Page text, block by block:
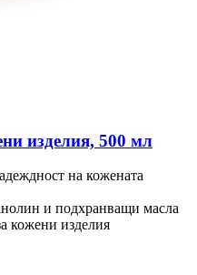
изделия, 500 мл
на кожената
и подхранващи масла
кожени изделия